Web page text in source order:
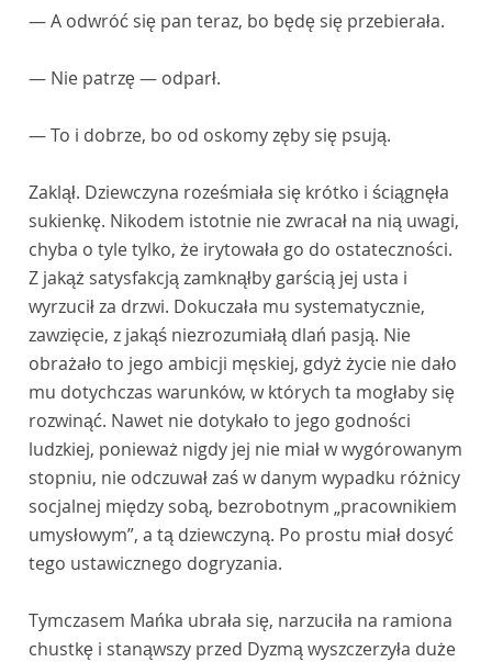
— A odwróć się pan teraz, bo będę się przebierała.
— Nie patrzę — odparł.
— To i dobrze, bo od oskomy zęby się psują.
Zaklął. Dziewczyna roześmiała się krótko i ściągnęła
sukienkę. Nikodem istotnie nie zwracał na nią uwagi,
chyba o tyle tylko, że irytowała go do ostateczności.
Z jakąż satysfakcją zamknąłby garścią jej usta i
wyrzucił za drzwi. Dokuczała mu systematycznie,
zawzięcie, z jakąś niezrozumiałą dlań pasją. Nie
obrażało to jego ambicji męskiej, gdyż życie nie dało
mu dotychczas warunków, w których ta mogłaby się
rozwinąć. Nawet nie dotykało to jego godności
ludzkiej, ponieważ nigdy jej nie miał w wygórowanym
stopniu, nie odczuwał zaś w danym wypadku różnicy
socjalnej między sobą, bezrobotnym „pracownikiem
umysłowym”, a tą dziewczyną. Po prostu miał dosyć
tego ustawicznego dogryzania.
Tymczasem Mańka ubrała się, narzuciła na ramiona
chustkę i stanąwszy przed Dyzmą wyszczerzyła duże